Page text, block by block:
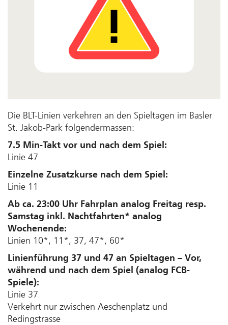
Die BLT-Linien verkehren an den Spieltagen im Basler
St. Jakob-Park folgendermassen:
7.5 Min-Takt vor und nach dem Spiel:
Linie 47
Einzelne Zusatzkurse nach dem Spiel:
Linie 11
Ab ca. 23:00 Uhr Fahrplan analog Freitag resp.
Samstag inkl. Nachtfahrten* analog
Wochenende:
Linien 10*, 11*, 37, 47*, 60*
Linienführung 37 und 47 an Spieltagen – Vor,
während und nach dem Spiel (analog FCB-
Spiele):
Linie 37
Verkehrt nur zwischen Aeschenplatz und
Redingstrasse